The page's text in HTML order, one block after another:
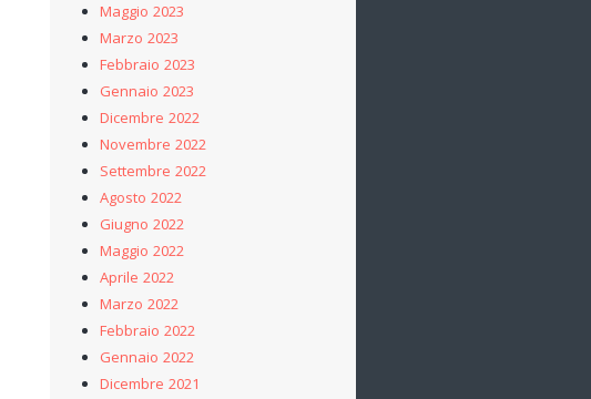
Maggio 2023
Marzo 2023
Febbraio 2023
Gennaio 2023
Dicembre 2022
Novembre 2022
Settembre 2022
Agosto 2022
Giugno 2022
Maggio 2022
Aprile 2022
Marzo 2022
Febbraio 2022
Gennaio 2022
Dicembre 2021